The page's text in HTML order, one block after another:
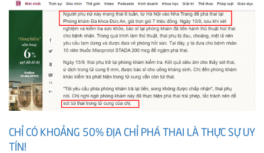
CHỈ CÓ KHOẢNG 50% ĐỊA CHỈ PHÁ THAI LÀ THỰC SỰ UY
TÍN!